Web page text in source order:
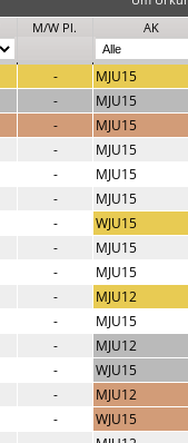
M/W Pl. AK
- MJU15
- MJU15
- MJU15
- MJU15
- MJU15
- MJU15
- WJU15
- MJU15
- MJU15
- MJU12
- MJU15
- MJU12
- WJU15
- MJU12
- WJU15